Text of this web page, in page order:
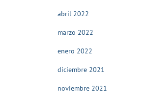
abril 2022
marzo 2022
enero 2022
diciembre 2021
noviembre 2021